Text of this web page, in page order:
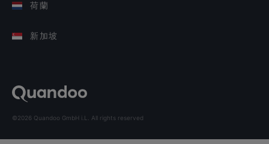
荷蘭
新加坡
©2026 Quandoo GmbH i.L. All rights reserved